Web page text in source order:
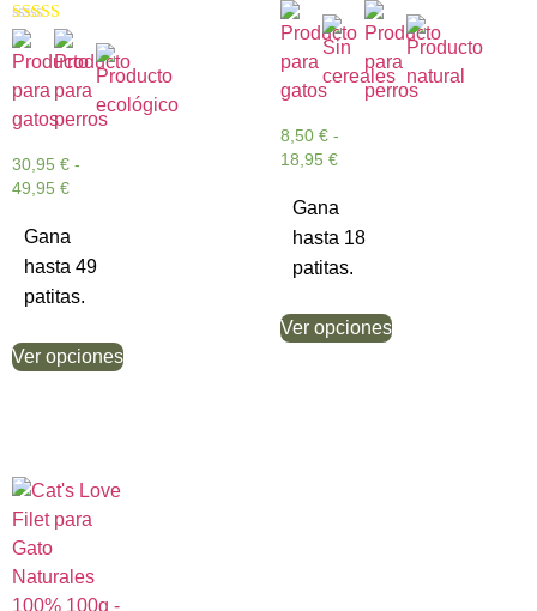
Valorado con
5.00
de 5
30,95 € -
49,95 €
Gana
hasta 49
patitas.
Ver opciones
Valorado con
5.00
de 5
8,50 € -
18,95 €
Gana
hasta 18
patitas.
Ver opciones